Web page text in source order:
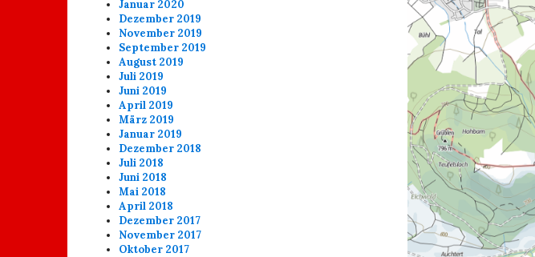
Januar 2020
Dezember 2019
November 2019
September 2019
August 2019
Juli 2019
Juni 2019
April 2019
März 2019
Januar 2019
Dezember 2018
Juli 2018
Juni 2018
Mai 2018
April 2018
Dezember 2017
November 2017
Oktober 2017